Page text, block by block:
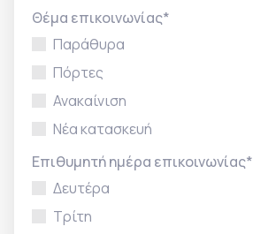
Θέμα επικοινωνίας*
Παράθυρα
Πόρτες
Ανακαίνιση
Νέα κατασκευή
Επιθυμητή ημέρα επικοινωνίας*
Δευτέρα
Τρίτη